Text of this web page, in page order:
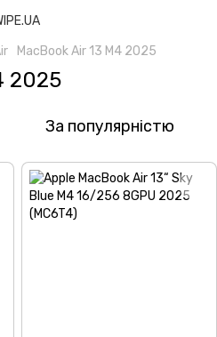
MacBook Air 13 M4 2025
2025
За популярністю